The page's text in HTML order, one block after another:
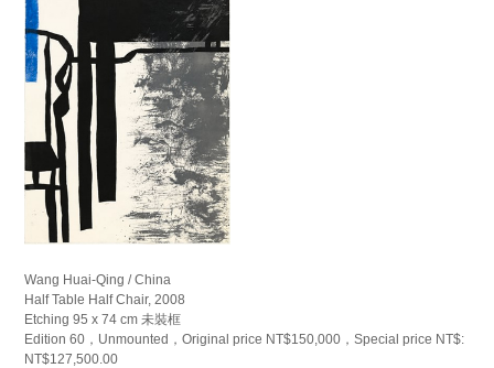
Wang Huai-Qing / China
Half Table Half Chair, 2008
Etching 95 x 74 cm 未裝框
Edition 60，Unmounted，Original price NT$150,000，Special price NT$:
NT$127,500.00